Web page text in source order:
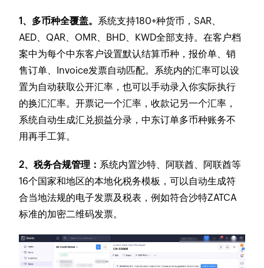
1、多币种全覆盖。 系统支持180+种货币，SAR、
AED、QAR、OMR、BHD、KWD全部支持。在客户档
案中为每个中东客户设置默认结算币种，报价单、销
售订单、Invoice发票自动匹配。系统内的汇率可以设
置为自动获取公开汇率，也可以手动录入你实际执行
的换汇汇率。开票记一个汇率，收款记另一个汇率，
系统自动生成汇兑损益分录，中东订单多币种账务不
用再手工算。
2、税务合规管理： 系统内置沙特、阿联酋、阿联酋等
16个国家和地区的本地化税务模板，可以自动生成符
合当地法规的电子发票及税表，例如符合沙特ZATCA
标准的加密二维码发票。